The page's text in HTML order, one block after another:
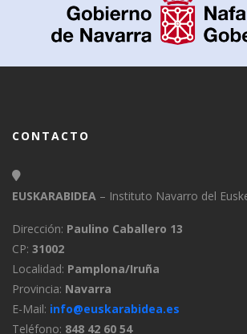
CONTACTO
EUSKARABIDEA – Instituto Navarro del
Dirección: Paulino Caballero 13
CP: 31002
Localidad: Pamplona/Iruña
Provincia: Navarra
E-Mail: info@euskarabidea.es
Teléfono: 848 42 60 54